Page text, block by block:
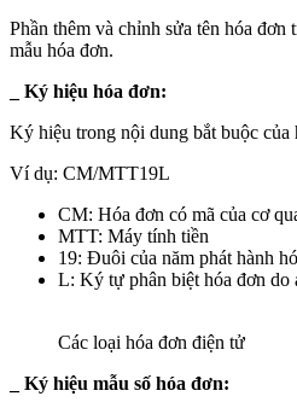
Phần thêm và chỉnh sửa tên hóa
mẫu hóa đơn.
_ Ký hiệu hóa đơn:
Ký hiệu trong nội dung bắt buộc
Ví dụ: CM/MTT19L
CM: Hóa đơn có mã của cơ
MTT: Máy tính tiền
19: Đuôi của năm phát hành
L: Ký tự phân biệt hóa đơn do
Các loại hóa đơn điện tử
_ Ký hiệu mẫu số hóa đơn: